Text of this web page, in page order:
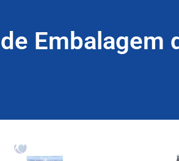
Embalagem